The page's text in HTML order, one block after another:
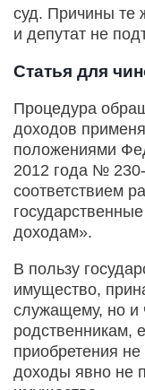
суд. Причины те
и депутат не
Статья для
Процедура
доходов
положениями
2012 года №
соответствием
доходам».
В пользу
имущество,
служащему, но и
родственникам,
приобретения
доходы явно не